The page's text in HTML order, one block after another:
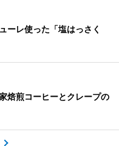
ーレ使った「塩はっさく
焙煎コーヒーとクレープの